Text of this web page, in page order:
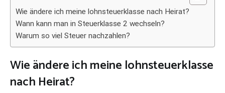
Wie ändere ich meine lohnsteuerklasse nach Heirat?
Wann kann man in Steuerklasse 2 wechseln?
Warum so viel Steuer nachzahlen?
Wie ändere ich meine lohnsteuerklasse
nach Heirat?